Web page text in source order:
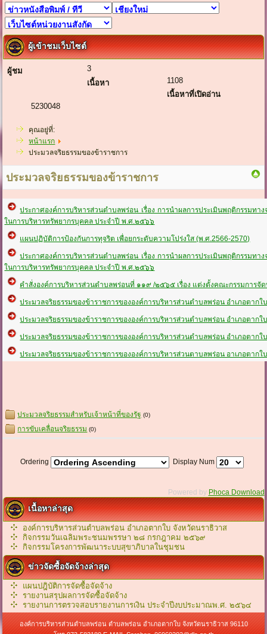
ผู้เข้าชมเว็บไซต์
ผู้ชม
3
เนื้อหา
1108
เนื้อหาที่เปิดอ่าน
5230048
คุณอยู่ที่:
หน้าแรก
ประมวลจริยธรรมของข้าราชการ
ประมวลจริยธรรมของข้าราชการ
ประกาศองค์การบริหารส่วนตำบลพร่อน เรื่อง การนำผลการประเมินพฤติกรรมท
ในการบริหารทรัพยากรบุคคล ประจำปี พ.ศ.๒๕๖๖
แผนปฏิบัติการป้องกันการทุจริต เพื่อยกระดับความโปร่งใส (พ.ศ.2566-2570)
ประกาศองค์การบริหารส่วนตำบลพร่อน เรื่อง การนำผลการประเมินพฤติกรรมท
ในการบริหารทรัพยากรบุคคล ประจำปี พ.ศ.๒๕๖๖
คำสั่งองค์การบริหารส่วนตำบลพร่อนที่ ๑๑๙ /๒๕๖๕ เรื่อง แต่งตั้งคณะกรรมการจั
ประมวลจริยธรรมของข้าราชการขององค์การบริหารส่วนตำบลพร่อน อำเภอตาก
ประมวลจริยธรรมของข้าราชการขององค์การบริหารส่วนตำบลพร่อน อำเภอตาก
ประมวลจริยธรรมของข้าราชการขององค์การบริหารส่วนตำบลพร่อน อำเภอตาก
ประมวลจริยธรรมของข้าราชการขององค์การบริหารส่วนตาบลพร่อน อาเภอตาก
ประมวลจริยธรรมสำหรับเจ้าหน้าที่ของรัฐ (0)
การขับเคลื่อนจริยธรรม (0)
Ordering Display Num
Powered by Phoca Download
เนื้อหาล่าสุด
องค์การบริหารส่วนตำบลพร่อน อำเภอตากใบ จังหวัดนราธิวาส
กิจกรรมวันเฉลิมพระชนมพรรษา ๒๘ กรกฎาคม ๒๕๖๙
กิจกรรมโครงการพัฒนาระบบสุขาภิบาลในชุมชน
ข่าวจัดซื้อจัดจ้างล่าสุด
แผนปฎิบัติการจัดซื้อจัดจ้าง
รายงานสรุปผลการจัดซื้อจัดจ้าง
รายงานการตรวจสอบรายงานการเงิน ประจำปีงบประมาณพ.ศ. ๒๕๖๔
องค์การบริหารส่วนตำบลพร่อน ตำบลพร่อน อำเภอตากใบ จังหวัดนราธิวาส 96110